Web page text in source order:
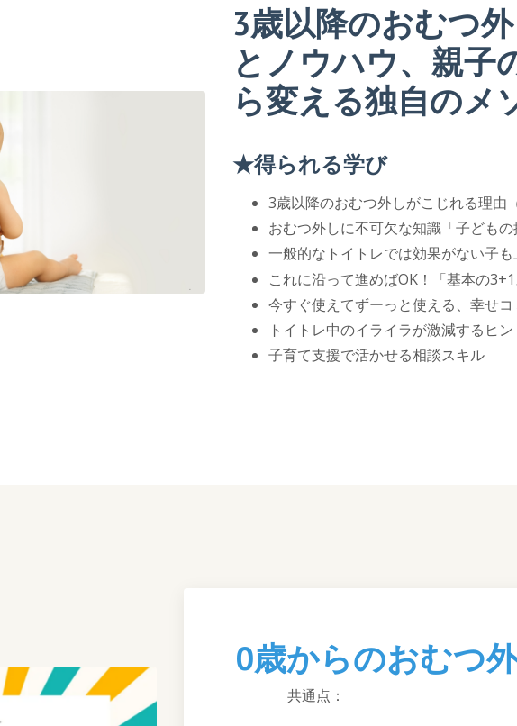
3歳以降のおむつ
とノウハウ、親子
ら変える独自のメ
★得られる学び
3歳以降のおむつ外しがこじれる理由
おむつ外しに不可欠な知識「子ども
一般的なトイトレでは効果がない子
これに沿って進めばOK！「基本の
今すぐ使えてずーっと使える、幸せ
トイトレ中のイライラが激減するヒ
子育て支援で活かせる相談スキル
0歳からのおむつ
共通点：